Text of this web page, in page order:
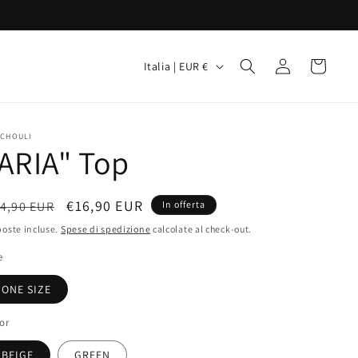
A
r
Italia | EUR € Accedi Carrello
Top
EUR
Prezzo
scontato
€16,90 EUR In offerta
incluse. Spese di spedizione calcolate al check-out.
ONE SIZE
BEIGE GREEN